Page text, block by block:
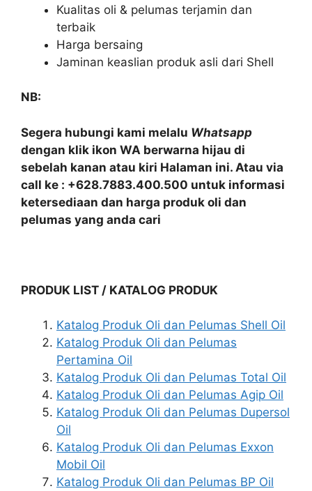
Kualitas oli & pelumas terjamin dan
terbaik
Harga bersaing
Jaminan keaslian produk asli dari Shell
NB:
Segera hubungi kami melalu Whatsapp
dengan klik ikon WA berwarna hijau di
sebelah kanan atau kiri Halaman ini. Atau via
call ke : +628.7883.400.500 untuk informasi
ketersediaan dan harga produk oli dan
pelumas yang anda cari
PRODUK LIST / KATALOG PRODUK
Katalog Produk Oli dan Pelumas Shell Oil
Katalog Produk Oli dan Pelumas
Pertamina Oil
Katalog Produk Oli dan Pelumas Total Oil
Katalog Produk Oli dan Pelumas Agip Oil
Katalog Produk Oli dan Pelumas Dupersol
Oil
Katalog Produk Oli dan Pelumas Exxon
Mobil Oil
Katalog Produk Oli dan Pelumas BP Oil